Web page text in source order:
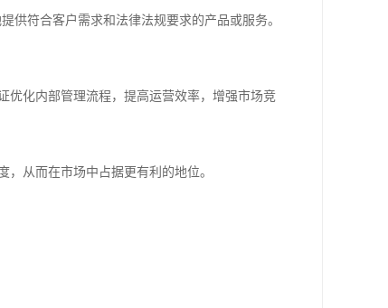
供符合客户需求和法律法规要求的产品或服务。
优化内部管理流程，提高运营效率，增强市场竞
从而在市场中占据更有利的地位。